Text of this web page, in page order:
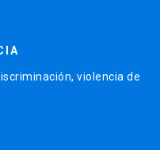
violencia de